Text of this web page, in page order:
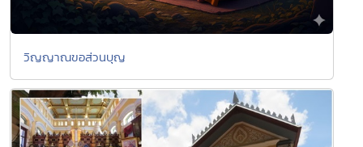
วิญญาณขอส่วนบุญ